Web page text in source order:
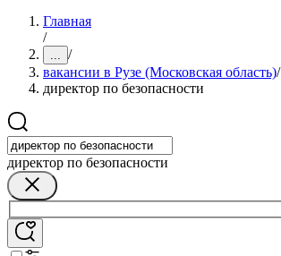
Главная
/
... /
вакансии в Рузе (Московская область)/
директор по безопасности
директор по безопасности